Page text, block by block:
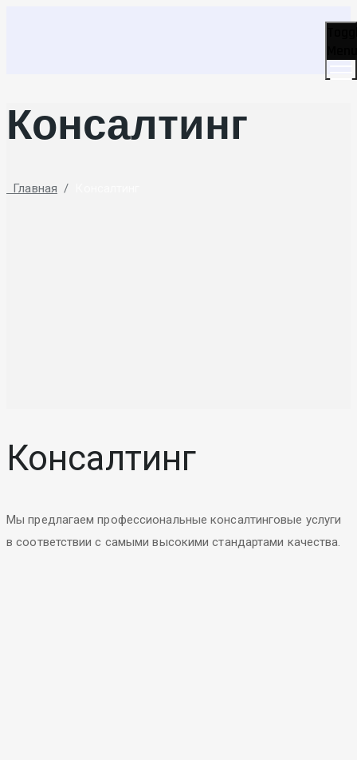
Консалтинг
Главная /
Консалтинг
Мы предлагаем профессиональные консалтинговые услуги
в соответствии с самыми высокими стандартами качества.